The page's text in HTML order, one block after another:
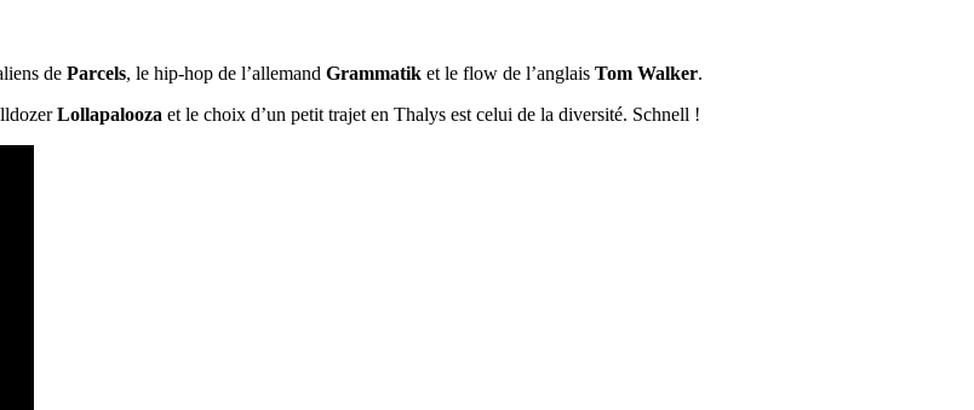
de Parcels, le hip-hop de l’allemand Grammatik et le flow de l’anglais Tom Walker.
Lollapalooza et le choix d’un petit trajet en Thalys est celui de la diversité. Schnell !